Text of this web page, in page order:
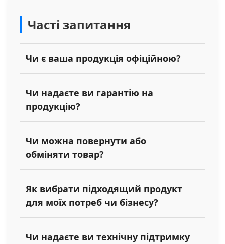
Часті запитання
Чи є ваша продукція офіційною?
Чи надаєте ви гарантію на
продукцію?
Чи можна повернути або
обміняти товар?
Як вибрати підходящий продукт
для моїх потреб чи бізнесу?
Чи надаєте ви технічну підтримку